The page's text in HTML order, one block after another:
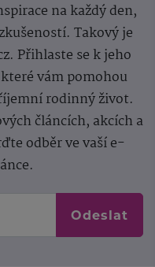
na každý den,
Takový je
Přihlaste se k jeho
vám pomohou
rodinný život.
článcích, akcích a
odběr ve vaší e-
Odeslat